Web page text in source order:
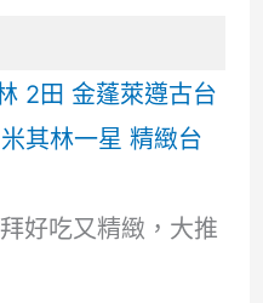
2田 金蓬萊遵古台
其林一星 精緻台
好吃又精緻，大推